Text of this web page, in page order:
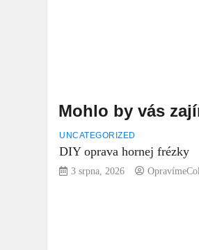
Mohlo by vás
UNCATEGORIZED
DIY oprava hornej frézky
3 srpna, 2026